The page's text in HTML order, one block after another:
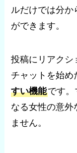
ルだけでは分か
ができます。
投稿にリアクシ
チャットを始め
すい機能です
なる女性の意外
ません。